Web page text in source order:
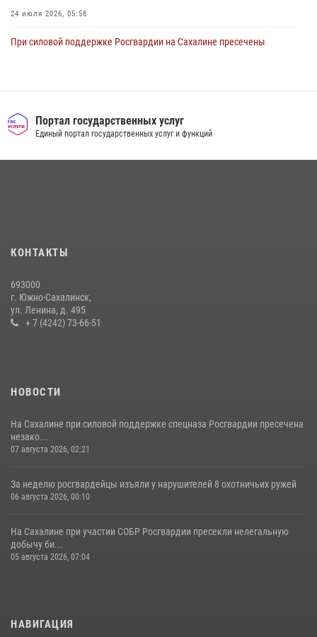
24 июля 2026, 05:58
При силовой поддержке Росгвардии на Сахалине пресечены
оружия и 63 патрона
08 июля 2026, 06:41
Портал государственных услуг
Единый портал государственных услуг и функций
КОНТАКТЫ
693000
г. Южно-Сахалинск,
ул. Ленина, д. 495
+ 7 (4242) 73-66-51
НОВОСТИ
На Сахалине при силовой поддержке спецназа Росгвардии пресечена
незако...
07 августа 2026, 02:21
За неделю росгвардейцы изъяли у нарушителей 8 охотничьих ружей
06 августа 2026, 00:10
На Сахалине при участии СОБР Росгвардии пресекли нелегальную
добычу би...
05 августа 2026, 07:04
НАВИГАЦИЯ